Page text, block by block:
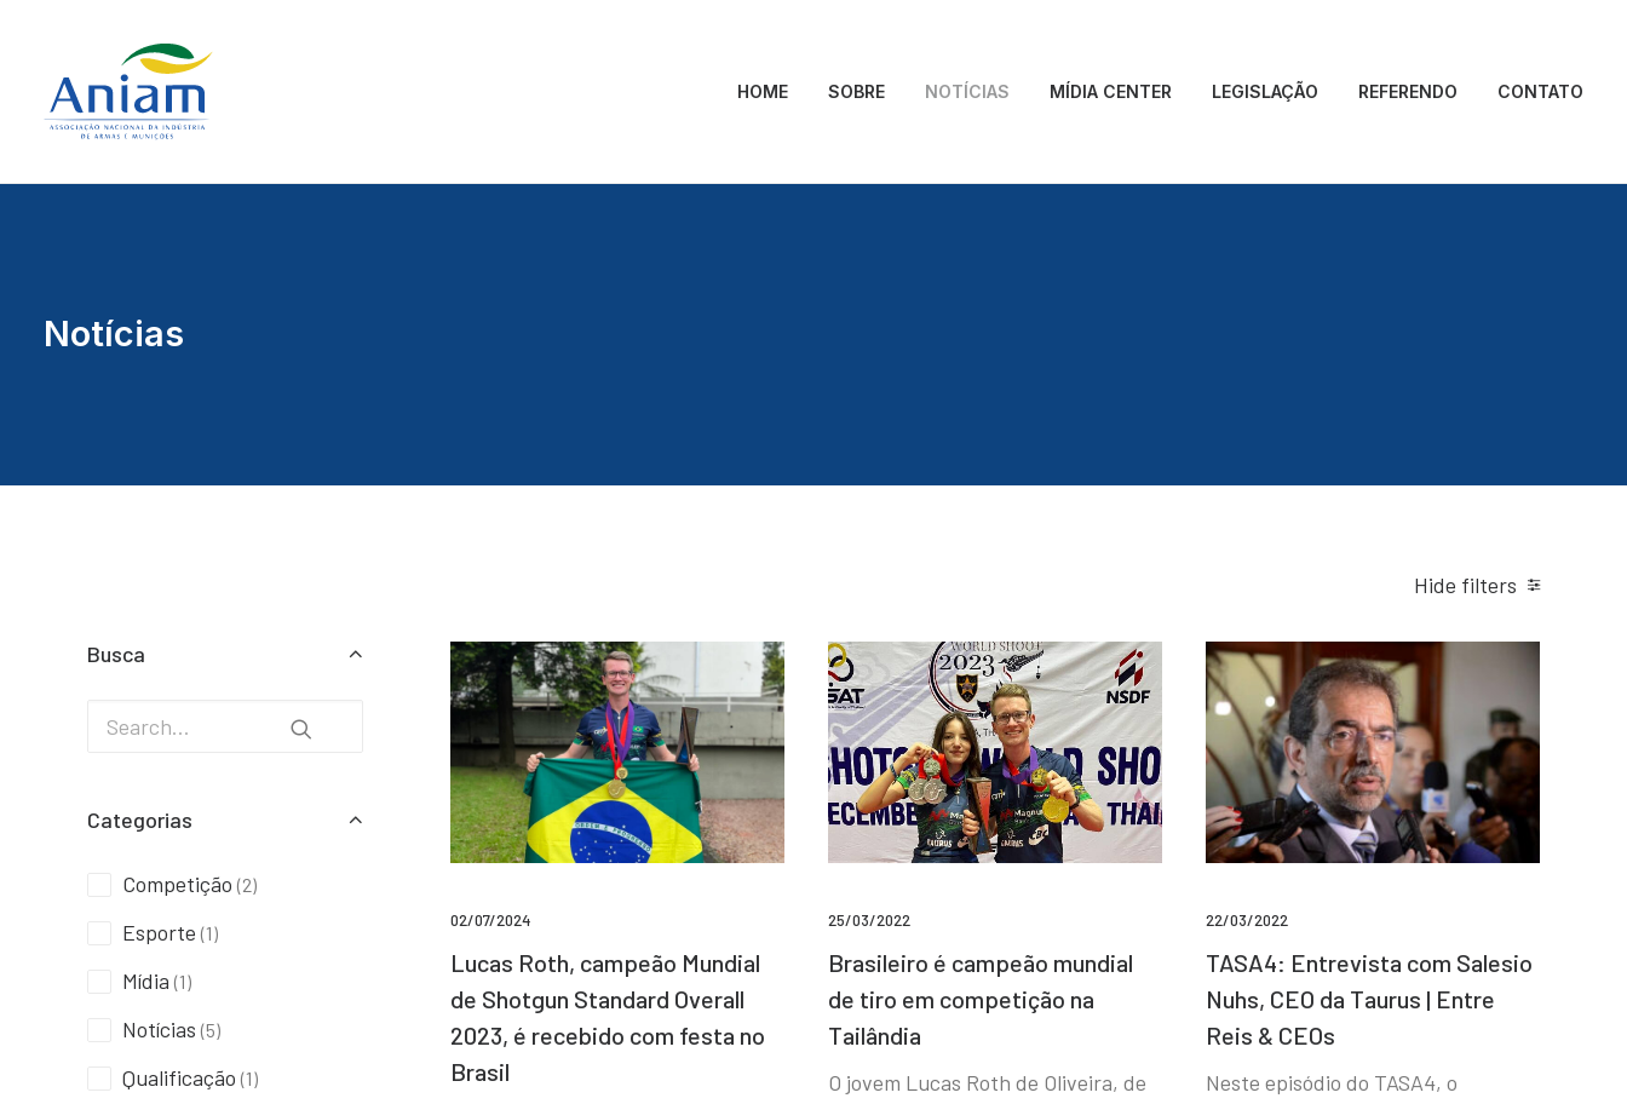
HOME SOBRE NOTÍCIAS MÍDIA CENTER LEGISLAÇÃO REFERENDO CONTATO
Notícias
Hide filters
Busca
Categorias
Competição (2)
Esporte (1)
Mídia (1)
Notícias (5)
Qualificação (1)
02/07/2024
Lucas Roth, campeão Mundial
de Shotgun Standard Overall
2023, é recebido com festa no
Brasil
25/03/2022
Brasileiro é campeão mundial
de tiro em competição na
Tailândia
O jovem Lucas Roth de Oliveira, de
22/03/2022
TASA4: Entrevista com Salesio
Nuhs, CEO da Taurus | Entre
Reis & CEOs
Neste episódio do TASA4, o